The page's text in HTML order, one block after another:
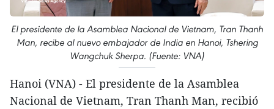
El presidente de la Asamblea Nacional de Vietnam, Tran Thanh
Man, recibe al nuevo embajador de India en Hanoi, Tshering
Wangchuk Sherpa. (Fuente: VNA)
Hanoi (VNA) - El presidente de la Asamblea
Nacional de Vietnam, Tran Thanh Man, recibió